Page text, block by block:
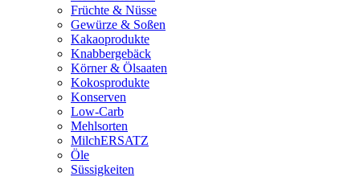
Früchte & Nüsse
Gewürze & Soßen
Kakaoprodukte
Knabbergebäck
Körner & Ölsaaten
Kokosprodukte
Konserven
Low-Carb
Mehlsorten
MilchERSATZ
Öle
Süssigkeiten